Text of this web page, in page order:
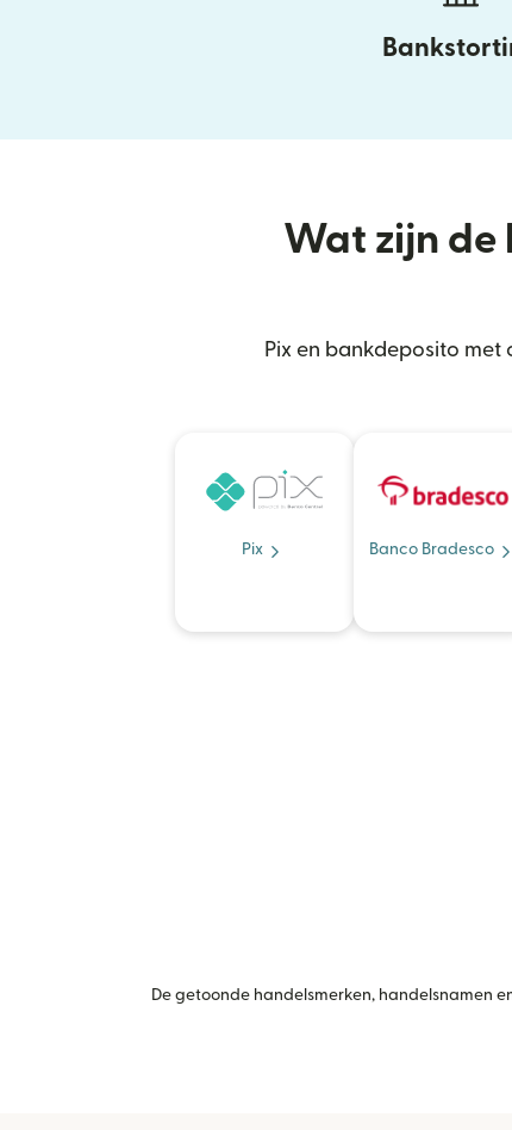
Wat zijn de
Pix en bankdeposito
Pix Banco Bradesco
De getoonde handelsmerken, handelsnamen